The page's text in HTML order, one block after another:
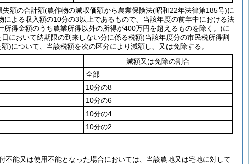
失額の合計額(農作物の減収価額から農業保険法(昭和22年法律第185号)に
による収入額の10分の3以上であるもので、当該年度の前年中における法
所得金額のうち農業所得以外の所得が400万円を超えるものを除く。)に
において納期限の到来しない分に係る税額(当該年度分の市民税所得割
)について、当該税額を次の区分により減額し、又は免除する。
減額又は免除の割合
全部
10分の8
10分の6
10分の4
10分の2
能又は使用不能となった場合においては、当該農地又は宅地に対して